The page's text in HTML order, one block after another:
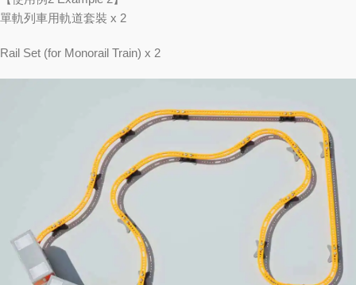
單軌列車用軌道套裝 x 2
Rail Set (for Monorail Train) x 2